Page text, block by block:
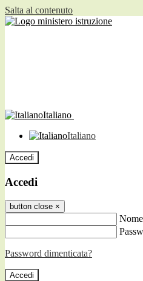
Salta al contenuto
Italiano
Italiano
Accedi
Accedi
button close ×
Password dimenticata?